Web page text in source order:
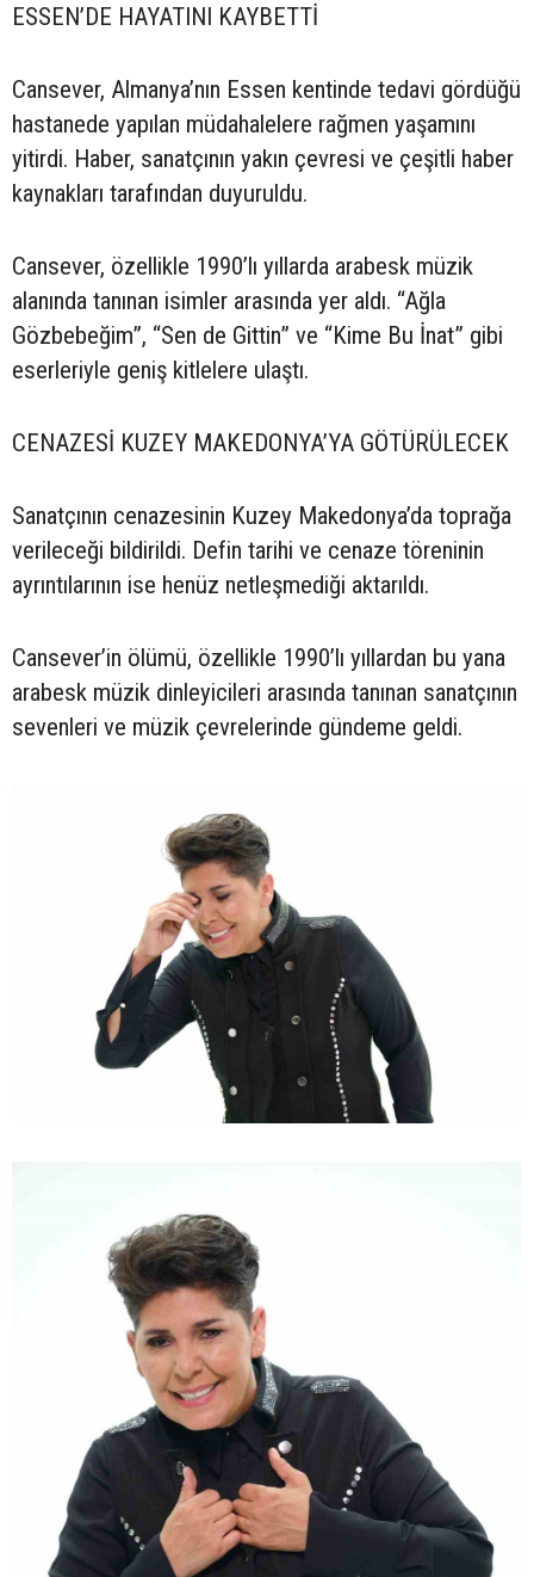
ESSEN’DE HAYATINI KAYBETTİ
Cansever, Almanya’nın Essen kentinde tedavi gördüğü
hastanede yapılan müdahalelere rağmen yaşamını
yitirdi. Haber, sanatçının yakın çevresi ve çeşitli haber
kaynakları tarafından duyuruldu.
Cansever, özellikle 1990’lı yıllarda arabesk müzik
alanında tanınan isimler arasında yer aldı. “Ağla
Gözbebeğim”, “Sen de Gittin” ve “Kime Bu İnat” gibi
eserleriyle geniş kitlelere ulaştı.
CENAZESİ KUZEY MAKEDONYA’YA GÖTÜRÜLECEK
Sanatçının cenazesinin Kuzey Makedonya’da toprağa
verileceği bildirildi. Defin tarihi ve cenaze töreninin
ayrıntılarının ise henüz netleşmediği aktarıldı.
Cansever’in ölümü, özellikle 1990’lı yıllardan bu yana
arabesk müzik dinleyicileri arasında tanınan sanatçının
sevenleri ve müzik çevrelerinde gündeme geldi.